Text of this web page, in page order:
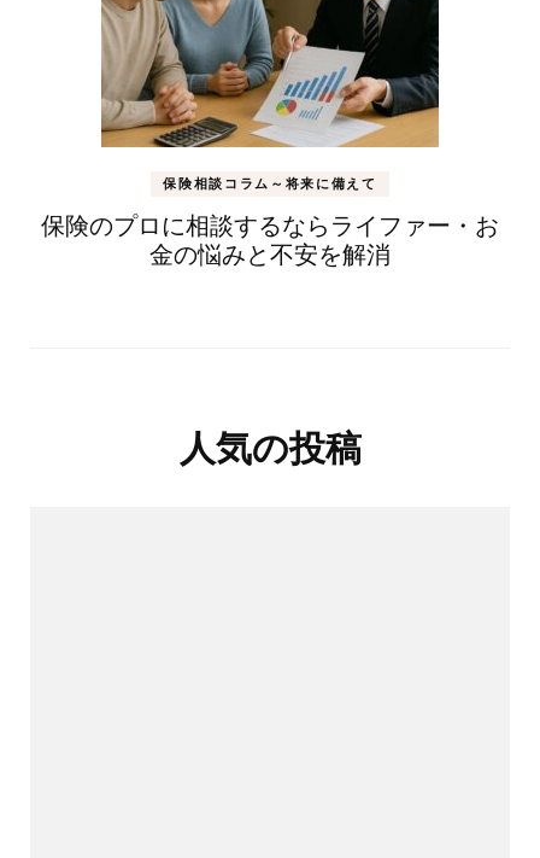
保険相談コラム～将来に備えて
保険のプロに相談するならライファー・お
金の悩みと不安を解消
人気の投稿